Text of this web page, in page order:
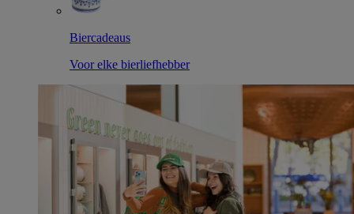
Biercadeaus
Voor elke bierliefhebber